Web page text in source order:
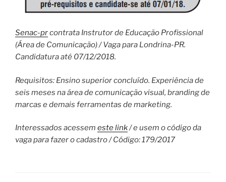
Senac-prcontrata Instrutor de Educação Profissional
(Área de Comunicação) / Vaga para Londrina-PR.
Candidatura até 07/12/2018.
Requisitos: Ensino superior concluído. Experiência de
seis meses na área de comunicação visual, branding de
marcas e demais ferramentas de marketing.
Interessados acessem este link/ e usem o código da
vaga para fazer o cadastro / Código: 179/2017